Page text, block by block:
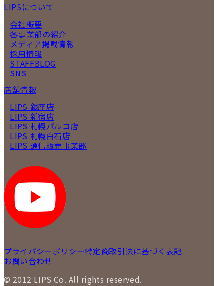
LIPSについて
会社概要
各事業部の紹介
メディア掲載情報
採用情報
STAFFBLOG
SNS
店舗情報
LIPS 銀座店
LIPS 新宿店
LIPS 札幌パルコ店
LIPS 札幌白石店
LIPS 通信販売事業部
プライバシーポリシー特定商取引法に基づく表記
お問い合わせ
© 2012 LIPS Co. All rights reserved.